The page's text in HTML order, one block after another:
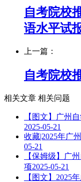
自考院校
语水平试
上一篇：
自考院校
相关文章 相关问题
【图文】广州
2025-05-21
收藏|2025年广
05-21
【保姆级】广
项2025-05-21
【图文】2025